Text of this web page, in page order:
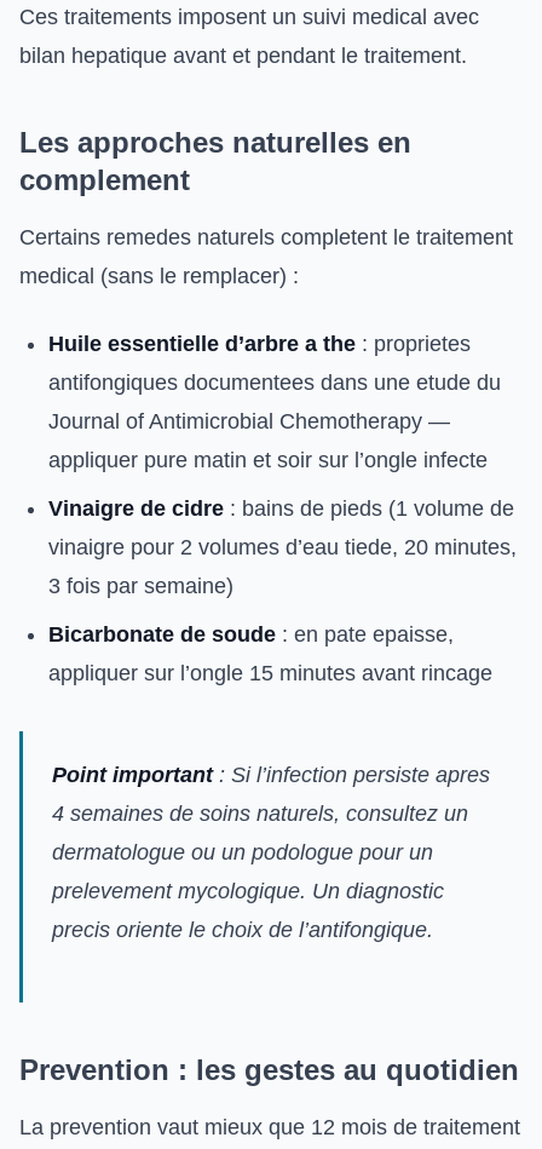
Ces traitements imposent un suivi medical avec
bilan hepatique avant et pendant le traitement.
Les approches naturelles en
complement
Certains remedes naturels completent le traitement
medical (sans le remplacer) :
Huile essentielle d’arbre a the : proprietes
antifongiques documentees dans une etude du
Journal of Antimicrobial Chemotherapy —
appliquer pure matin et soir sur l’ongle infecte
Vinaigre de cidre : bains de pieds (1 volume de
vinaigre pour 2 volumes d’eau tiede, 20 minutes,
3 fois par semaine)
Bicarbonate de soude : en pate epaisse,
appliquer sur l’ongle 15 minutes avant rincage
Point important: Si l’infection persiste apres
4 semaines de soins naturels, consultez un
dermatologue ou un podologue pour un
prelevement mycologique. Un diagnostic
precis oriente le choix de l’antifongique.
Prevention : les gestes au quotidien
La prevention vaut mieux que 12 mois de traitement